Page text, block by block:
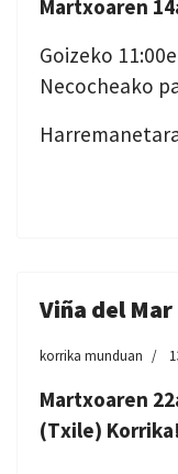
Martxoaren
Goizeko
Necocheako
Viña del Mar
korrika munduan
Martxoaren
(Txile) Korrika!